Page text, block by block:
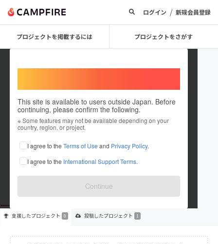
ログイン / 新規会員登録
プロジェクトを掲載するには プロジェクトをさがす
This site is available to users outside Japan. Before
continuing, please confirm the following.
※ Some features may not be available depending on your
country, region, or project.
I agree to the Terms of Use and Privacy Policy.
I agree to the International Support Terms.
Continue
Mamede
これまでに1件のプロジェクトを投稿しています
在住国：未設定
出身国：未設定
支援したプロジェクト 0 投稿したプロジェクト 1